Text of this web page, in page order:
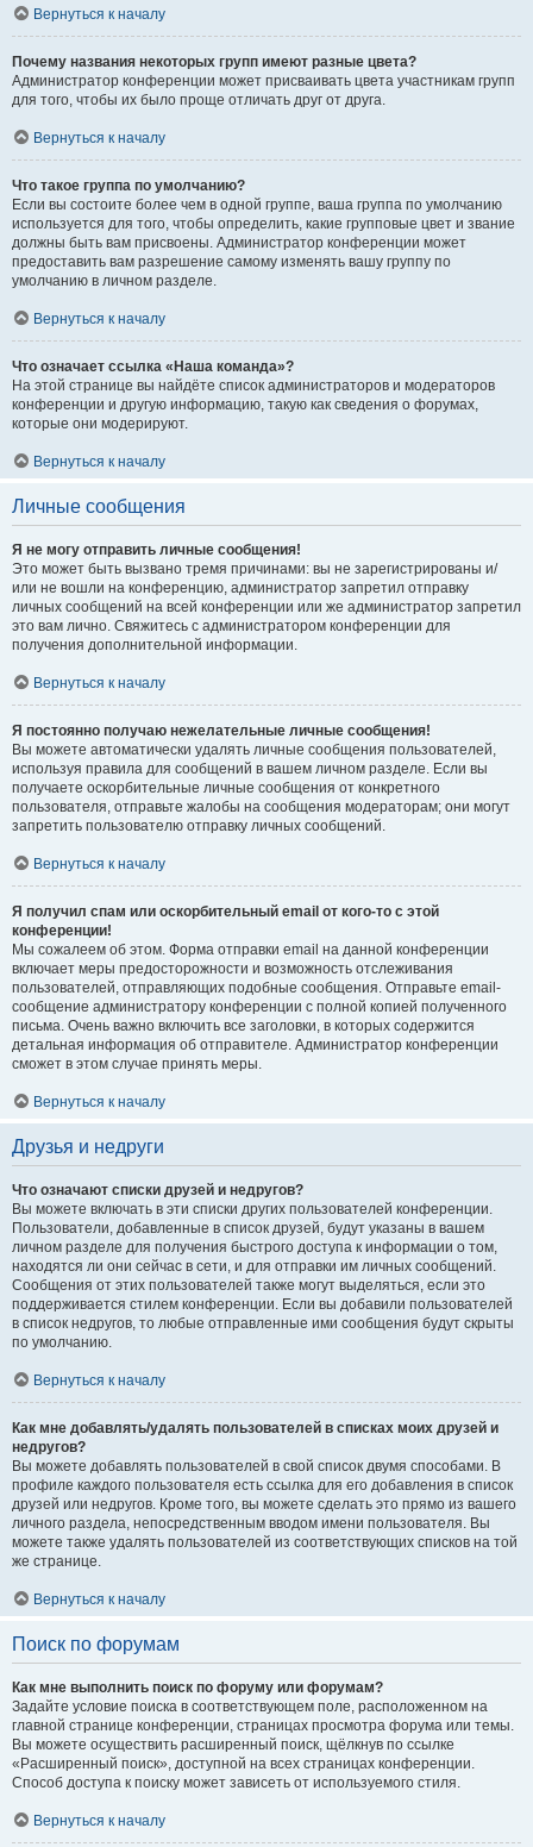
Вернуться к началу
Почему названия некоторых групп имеют разные цвета?
Администратор конференции может присваивать цвета участникам групп
для того, чтобы их было проще отличать друг от друга.
Вернуться к началу
Что такое группа по умолчанию?
Если вы состоите более чем в одной группе, ваша группа по умолчанию
используется для того, чтобы определить, какие групповые цвет и звание
должны быть вам присвоены. Администратор конференции может
предоставить вам разрешение самому изменять вашу группу по
умолчанию в личном разделе.
Вернуться к началу
Что означает ссылка «Наша команда»?
На этой странице вы найдёте список администраторов и модераторов
конференции и другую информацию, такую как сведения о форумах,
которые они модерируют.
Вернуться к началу
Личные сообщения
Я не могу отправить личные сообщения!
Это может быть вызвано тремя причинами: вы не зарегистрированы и/
или не вошли на конференцию, администратор запретил отправку
личных сообщений на всей конференции или же администратор запретил
это вам лично. Свяжитесь с администратором конференции для
получения дополнительной информации.
Вернуться к началу
Я постоянно получаю нежелательные личные сообщения!
Вы можете автоматически удалять личные сообщения пользователей,
используя правила для сообщений в вашем личном разделе. Если вы
получаете оскорбительные личные сообщения от конкретного
пользователя, отправьте жалобы на сообщения модераторам; они могут
запретить пользователю отправку личных сообщений.
Вернуться к началу
Я получил спам или оскорбительный email от кого-то с этой
конференции!
Мы сожалеем об этом. Форма отправки email на данной конференции
включает меры предосторожности и возможность отслеживания
пользователей, отправляющих подобные сообщения. Отправьте email-
сообщение администратору конференции с полной копией полученного
письма. Очень важно включить все заголовки, в которых содержится
детальная информация об отправителе. Администратор конференции
сможет в этом случае принять меры.
Вернуться к началу
Друзья и недруги
Что означают списки друзей и недругов?
Вы можете включать в эти списки других пользователей конференции.
Пользователи, добавленные в список друзей, будут указаны в вашем
личном разделе для получения быстрого доступа к информации о том,
находятся ли они сейчас в сети, и для отправки им личных сообщений.
Сообщения от этих пользователей также могут выделяться, если это
поддерживается стилем конференции. Если вы добавили пользователей
в список недругов, то любые отправленные ими сообщения будут скрыты
по умолчанию.
Вернуться к началу
Как мне добавлять/удалять пользователей в списках моих друзей и
недругов?
Вы можете добавлять пользователей в свой список двумя способами. В
профиле каждого пользователя есть ссылка для его добавления в список
друзей или недругов. Кроме того, вы можете сделать это прямо из вашего
личного раздела, непосредственным вводом имени пользователя. Вы
можете также удалять пользователей из соответствующих списков на той
же странице.
Вернуться к началу
Поиск по форумам
Как мне выполнить поиск по форуму или форумам?
Задайте условие поиска в соответствующем поле, расположенном на
главной странице конференции, страницах просмотра форума или темы.
Вы можете осуществить расширенный поиск, щёлкнув по ссылке
«Расширенный поиск», доступной на всех страницах конференции.
Способ доступа к поиску может зависеть от используемого стиля.
Вернуться к началу